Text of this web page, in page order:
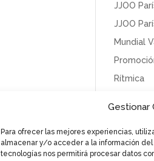
Gestionar
Para ofrecer las mejores experiencias,
almacenar y/o acceder a la información
tecnologías nos permitirá procesar datos
JJOO
JJOO
Mundial
Rítmica